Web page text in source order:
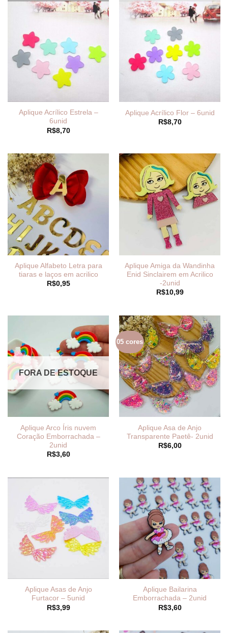
Aplique Acrílico Estrela –
6unid
R$8,70
Aplique Acrílico Flor – 6unid
R$8,70
Aplique Alfabeto Letra para
tiaras e laços em acrilico
R$0,95
Aplique Amiga da Wandinha
Enid Sinclairem em Acrilico
-2unid
R$10,99
FORA DE ESTOQUE
Aplique Arco Íris nuvem
Coração Emborrachada –
2unid
R$3,60
05 cores
Aplique Asa de Anjo
Transparente Paetê- 2unid
R$6,00
Aplique Asas de Anjo
Furtacor – 5unid
R$3,99
Aplique Bailarina
Emborrachada – 2unid
R$3,60